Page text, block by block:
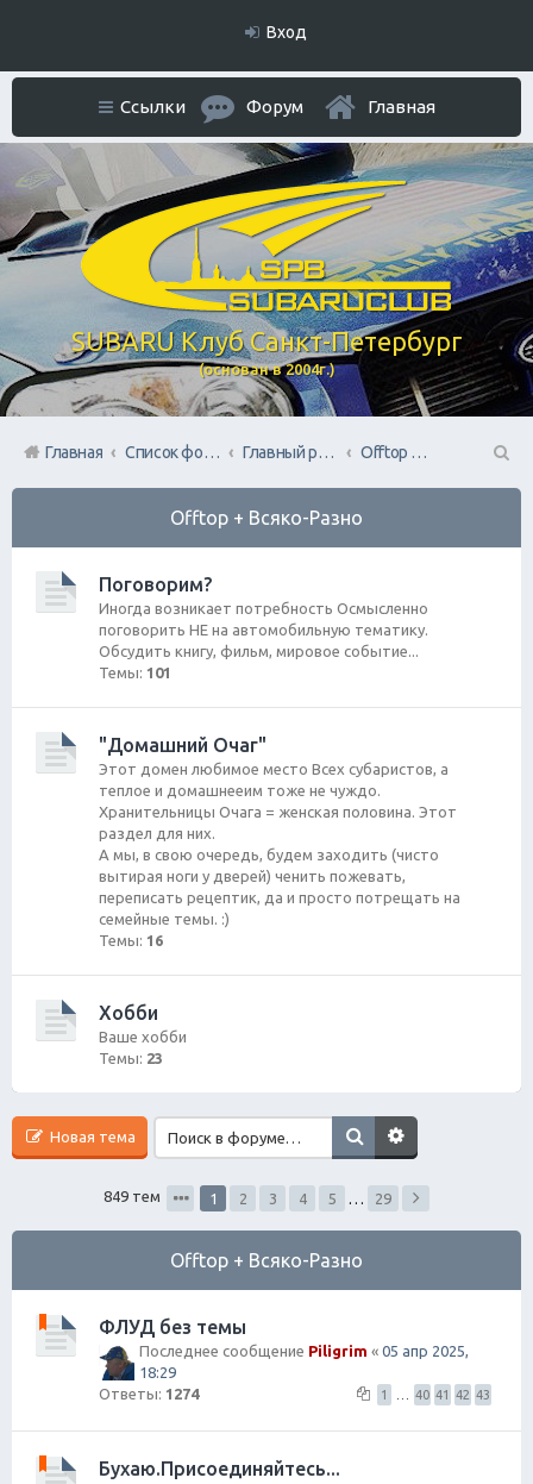
Вход
SUBARU Клуб Санкт-Петербург
(основан в 2004г.)
Ссылки Форум Главная
Главная Список форумов Главный раздел
Offtop + Всяко-Разно
П
Offtop + Всяко-Разно
Поговорим?
Иногда возникает потребность Осмысленно
поговорить НЕ на автомобильную тематику.
Обсудить книгу, фильм, мировое событие...
Темы: 101
"Домашний Очаг"
Этот домен любимое место Всех субаристов, а
теплое и домашнееим тоже не чуждо.
Хранительницы Очага = женская половина. Этот
раздел для них.
А мы, в свою очередь, будем заходить (чисто
вытирая ноги у дверей) ченить пожевать,
переписать рецептик, да и просто потрещать на
семейные темы. :)
Темы: 16
Хобби
Ваше хобби
Темы: 23
Новая тема
849 тем 1 2 3 4 5 29
Offtop + Всяко-Разно
ФЛУД без темы
Последнее сообщение Piligrim « 05 апр 2025,
18:29
Ответы: 1274 1 40 41 42 43
Бухаю.Присоединяйтесь...